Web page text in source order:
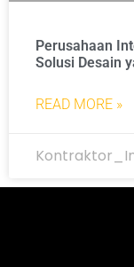
Perusahaan
Solusi Desain
READ MORE »